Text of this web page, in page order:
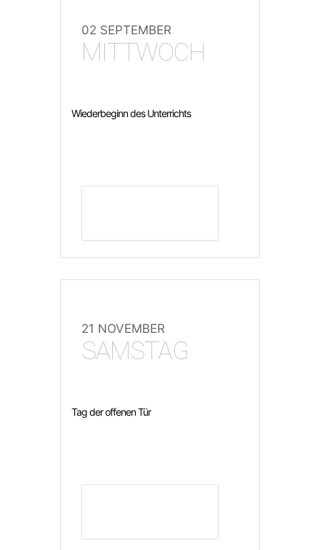
02 SEPTEMBER
MITTWOCH
Wiederbeginn des Unterrichts
21 NOVEMBER
SAMSTAG
Tag der offenen Tür